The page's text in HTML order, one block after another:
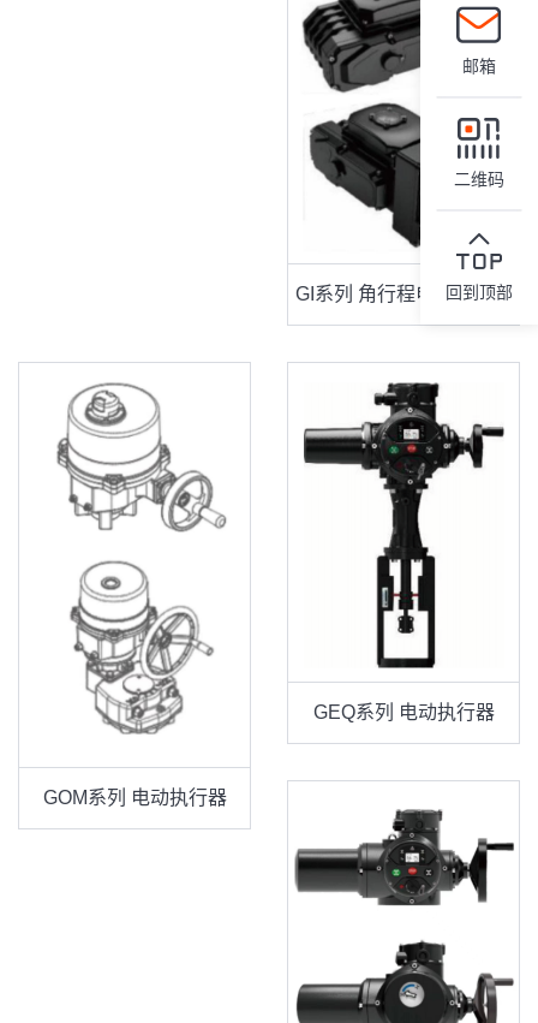
GI系列 角行程电动执行器
GOM系列 电动执行器
GEQ系列 电动执行器
邮箱
二维码
回到顶部